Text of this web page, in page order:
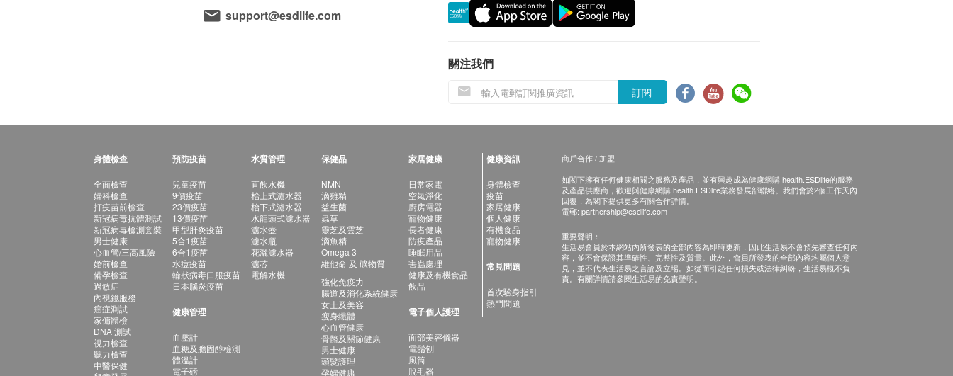
support@esdlife.com
關注我們
訂閱
身體檢查
全面檢查
婦科檢查
打疫苗前檢查
新冠病毒抗體測試
新冠病毒檢測套裝
男士健康
心血管/三高風險
婚前檢查
備孕檢查
過敏症
內視鏡服務
癌症測試
家傭體檢
DNA 測試
視力檢查
聽力檢查
中醫保健
預防疫苗
兒童疫苗
9價疫苗
23價疫苗
13價疫苗
甲型肝炎疫苗
5合1疫苗
6合1疫苗
水痘疫苗
輪狀病毒口服疫苗
日本腦炎疫苗
健康管理
血壓計
血糖及膽固醇檢測
體溫計
電子磅
水質管理
直飲水機
枱上式濾水器
枱下式濾水器
水龍頭式濾水器
濾水壺
濾水瓶
花灑濾水器
濾芯
電解水機
保健品
NMN
滴雞精
益生菌
蟲草
靈芝及雲芝
滴魚精
Omega 3
維他命 及 礦物質
強化免疫力
腸道及消化系統健康
女士及美容
瘦身纖體
心血管健康
骨骼及關節健康
男士健康
頭髮護理
孕婦健康
家居健康
日常家電
空氣淨化
廚房電器
寵物健康
長者健康
防疫產品
睡眠用品
害蟲處理
健康及有機食品
飲品
電子個人護理
面部美容儀器
電鬚刨
風筒
脫毛器
健康資訊
身體檢查
疫苗
家居健康
個人健康
有機食品
寵物健康
常見問題
首次驗身指引
熱門問題
商戶合作 / 加盟
如閣下擁有任何健康相關之服務及產品，並有興趣成為健康網購 health.ESDlife的服務
及產品供應商，歡迎與健康網購 health.ESDlife業務發展部聯絡。我們會於2個工作天內
回覆，為閣下提供更多有關合作詳情。
電郵: partnership@esdlife.com
重要聲明：
生活易會員於本網站內所發表的全部內容為即時更新，因此生活易不會預先審查任何內
容，並不會保證其準確性、完整性及質量。此外，會員所發表的全部內容均屬個人意
見，並不代表生活易之言論及立場。如從而引起任何損失或法律糾紛，生活易概不負
責。有關詳情請參閱生活易的免責聲明。